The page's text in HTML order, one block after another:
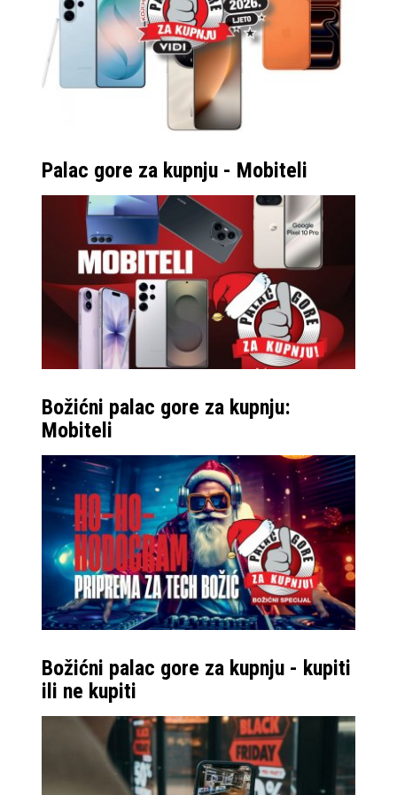
stranica i dijagonalu
od impresivnih 8”.
Samsung ističe kako je
dizajn ovog modela
kreiran specifično za
multitasking i rad
primjerice u office
aplikacijama, gdje
možete bez problema
imati otvorena dva
dokumenta, pisati
bilješke ili čak cijele
tekstove, uređivati
tablice, itd. Samsung
OneUI sustav
optimiziran je i za
prikaz tri različite
aplikacije, a za one
najekstremnije,
možete i četvrtu
otvoriti kao lebdeći
prozor.
Možda na zaslonu
samog Fold8 Ultra
Palac gore za kupnju - Mobiteli
Božićni palac gore za kupnju:
Mobiteli
Božićni palac gore za kupnju - kupiti
ili ne kupiti